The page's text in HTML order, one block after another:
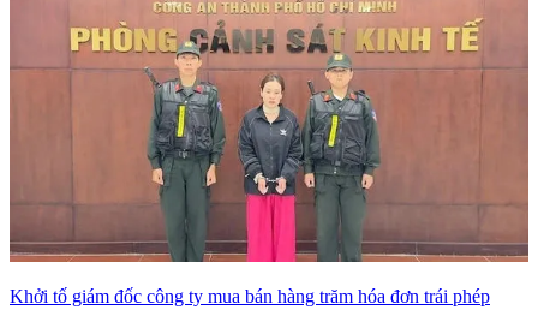
Khởi tố giám đốc công ty mua bán hàng trăm hóa đơn trái phép